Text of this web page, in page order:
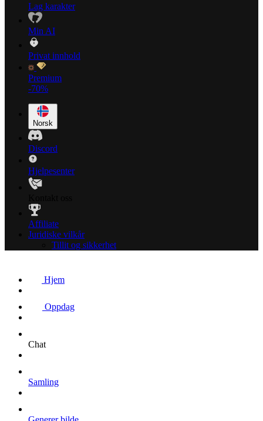
Lag karakter
Min AI
Privat innhold
Premium
-70%
Norsk
Discord
Hjelpesenter
Affiliate
Juridiske vilkår
Tillit og sikkerhet
Hjem
Oppdag
Chat
Samling